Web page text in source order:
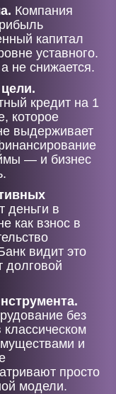
Компания
капитал
уставного.
не снижается.
кредит на 1
которое
выдерживает
— и бизнес
деньги в
как взнос в
видит это
долговой
без
и
просто
модели.